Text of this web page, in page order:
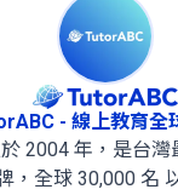
- 線上教育全
2004 年，是台
，全球 30,000 名